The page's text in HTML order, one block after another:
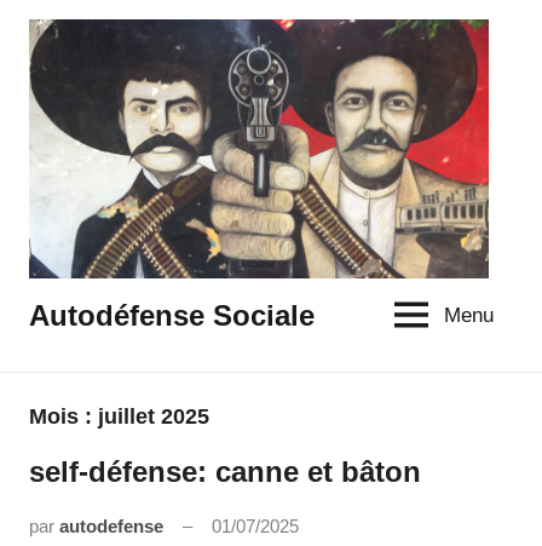
Aller
contenu
Autodéfense Sociale Menu
Mois : juillet 2025
Uncategorized
self-défense: canne et bâton
par autodefense 01/07/2025